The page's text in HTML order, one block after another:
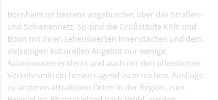
Bornheim ist bestens angebunden über das Straßen-
und Schienennetz. So sind die Großstädte Köln und
Bonn mit ihren sehenswerten Innenstädten und dem
vielseitigen kulturellen Angebot nur wenige
Autominuten entfernt und auch mit den öffentlichen
Verkehrsmitteln hervorragend zu erreichen. Ausflüge
zu anderen attraktiven Orten in der Region, zum